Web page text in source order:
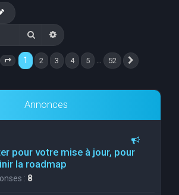
RechercherRecherche avancée
Page 1 sur 52
1 2 3 4 5 52
Annonces
pour votre mise à jour, pour
la roadmap
: 8